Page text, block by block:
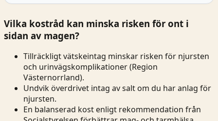
Vilka kostråd kan minska risken för ont i
sidan av magen?
Tillräckligt vätskeintag minskar risken för njursten
och urinvägskomplikationer (Region
Västernorrland).
Undvik överdrivet intag av salt om du har anlag för
njursten.
En balanserad kost enligt rekommendation från